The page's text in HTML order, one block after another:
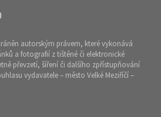
autorským právem, které vykonává
a fotografií z tištěné či elektronické
převzetí, šíření či dalšího zpřístupňování
vydavatele – město Velké Meziříčí –